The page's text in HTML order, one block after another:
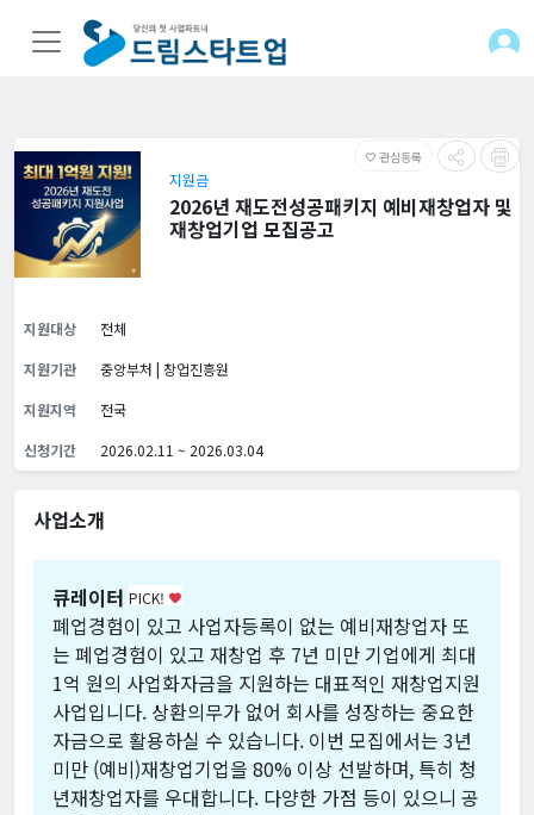
favorite_border 관심등록
지원금
2026년 재도전성공패키지 예비재창업자 및
재창업기업 모집공고
지원대상
전체
지원기관
중앙부처 | 창업진흥원
지원지역
전국
신청기간
2026.02.11 ~ 2026.03.04
사업소개
큐레이터 PICK! favorite
폐업경험이 있고 사업자등록이 없는 예비재창업자 또
는 폐업경험이 있고 재창업 후 7년 미만 기업에게 최대
1억 원의 사업화자금을 지원하는 대표적인 재창업지원
사업입니다. 상환의무가 없어 회사를 성장하는 중요한
자금으로 활용하실 수 있습니다. 이번 모집에서는 3년
미만 (예비)재창업기업을 80% 이상 선발하며, 특히 청
년재창업자를 우대합니다. 다양한 가점 등이 있으니 공